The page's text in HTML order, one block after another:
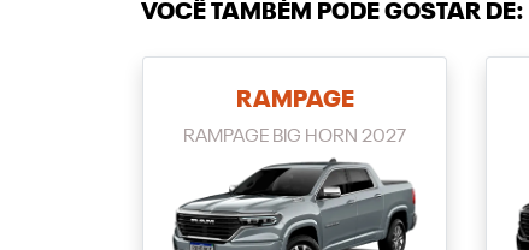
VOCÊ TAMBÉM PODE GOSTAR DE:
RAMPAGE
RAMPAGE BIG HORN 2027